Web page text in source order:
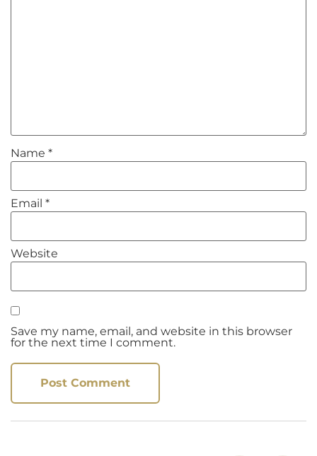
Name *
Email *
Website
Save my name, email, and website in this browser
for the next time I comment.